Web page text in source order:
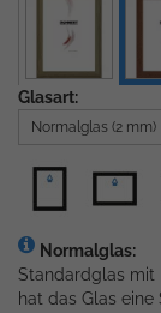
Glasart:
Normalglas (2 mm)
Normalglas:
Standardglas mit
hat das Glas